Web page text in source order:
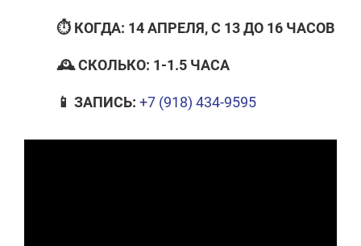
⏱ КОГДА: 14 АПРЕЛЯ, С 13 ДО 16 ЧАСОВ
🕰 СКОЛЬКО: 1-1.5 ЧАСА
📱 ЗАПИСЬ: +7 (918) 434-9595